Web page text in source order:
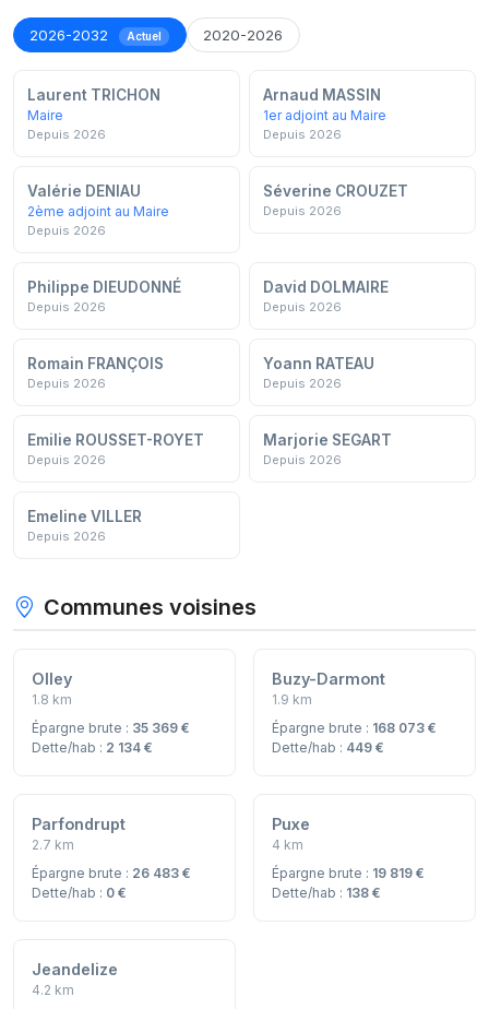
2026-2032 Actuel 2020-2026
Laurent TRICHON
Maire
Depuis 2026
Arnaud MASSIN
1er adjoint au Maire
Depuis 2026
Valérie DENIAU
2ème adjoint au Maire
Depuis 2026
Séverine CROUZET
Depuis 2026
Philippe DIEUDONNÉ
Depuis 2026
David DOLMAIRE
Depuis 2026
Romain FRANÇOIS
Depuis 2026
Yoann RATEAU
Depuis 2026
Emilie ROUSSET-ROYET
Depuis 2026
Marjorie SEGART
Depuis 2026
Emeline VILLER
Depuis 2026
Communes voisines
Olley
1.8 km
Épargne brute : 35 369 €
Dette/hab : 2 134 €
Buzy-Darmont
1.9 km
Épargne brute : 168 073 €
Dette/hab : 449 €
Parfondrupt
2.7 km
Épargne brute : 26 483 €
Dette/hab : 0 €
Puxe
4 km
Épargne brute : 19 819 €
Dette/hab : 138 €
Jeandelize
4.2 km